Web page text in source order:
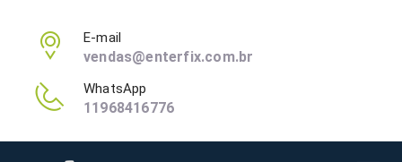
E-mail
vendas@enterfix.com.br
WhatsApp
11968416776